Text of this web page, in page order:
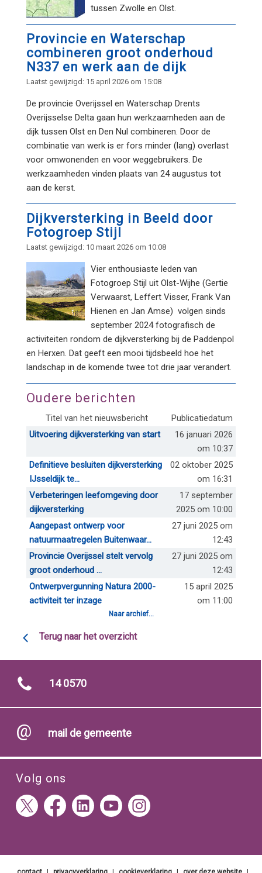
tussen Zwolle en Olst.
Provincie en Waterschap
combineren groot onderhoud
N337 en werk aan de dijk
Laatst gewijzigd: 15 april 2026 om 15:08
De provincie Overijssel en Waterschap Drents
Overijsselse Delta gaan hun werkzaamheden aan de
dijk tussen Olst en Den Nul combineren. Door de
combinatie van werk is er fors minder (lang) overlast
voor omwonenden en voor weggebruikers. De
werkzaamheden vinden plaats van 24 augustus tot
aan de kerst.
Dijkversterking in Beeld door
Fotogroep Stijl
Laatst gewijzigd: 10 maart 2026 om 10:08
Vier enthousiaste leden van
Fotogroep Stijl uit Olst-Wijhe (Gertie
Verwaarst, Leffert Visser, Frank Van
Hienen en Jan Amse) volgen sinds
september 2024 fotografisch de
activiteiten rondom de dijkversterking bij de Paddenpol
en Herxen. Dat geeft een mooi tijdsbeeld hoe het
landschap in de komende twee tot drie jaar verandert.
Oudere berichten
Titel van het nieuwsbericht
Publicatiedatum
Uitvoering dijkversterking van start
16 januari 2026
om 10:37
Definitieve besluiten dijkversterking
IJsseldijk te...
02 oktober 2025
om 16:31
Verbeteringen leefomgeving door
dijkversterking
17 september
2025 om 10:00
Aangepast ontwerp voor
natuurmaatregelen Buitenwaar...
27 juni 2025 om
12:43
Provincie Overijssel stelt vervolg
groot onderhoud ...
27 juni 2025 om
12:43
Ontwerpvergunning Natura 2000-
activiteit ter inzage
15 april 2025
om 11:00
Naar archief...
Terug naar het overzicht
14 0570
mail de gemeente
Volg ons